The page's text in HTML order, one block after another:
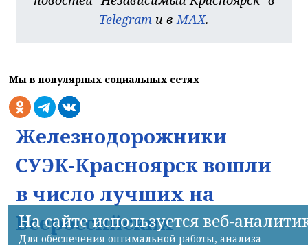
Telegram и вMAX.
Мы в популярных социальных сетях
Железнодорожники
СУЭК-Красноярск вошли
в число лучших на
Всероссийских
На сайте используется веб-
Для обеспечения оптимальной работы, анализа